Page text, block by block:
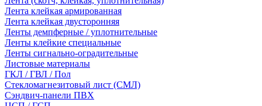
Лента клейкая армированная
Лента клейкая двусторонняя
Ленты демпферные / уплотнительные
Ленты клейкие специальные
Ленты сигнально-оградительные
Листовые материалы
ГКЛ / ГВЛ / Пол
Стекломагнезитовый лист (СМЛ)
Сэндвич-панели ПВХ